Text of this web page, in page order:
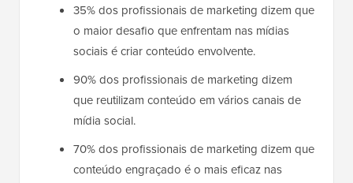
35% dos profissionais de marketing dizem que
o maior desafio que enfrentam nas mídias
sociais é criar conteúdo envolvente.
90% dos profissionais de marketing dizem
que reutilizam conteúdo em vários canais de
mídia social.
70% dos profissionais de marketing dizem que
conteúdo engraçado é o mais eficaz nas